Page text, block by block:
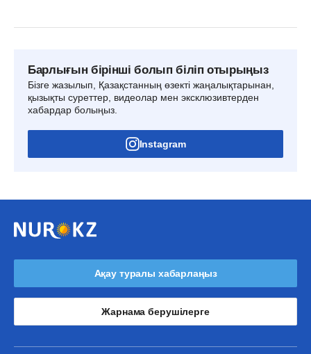
Барлығын бірінші болып біліп отырыңыз
Бізге жазылып, Қазақстанның өзекті жаңалықтарынан,
қызықты суреттер, видеолар мен эксклюзивтерден
хабардар болыңыз.
Instagram
Ақау туралы хабарлаңыз
Жарнама берушілерге